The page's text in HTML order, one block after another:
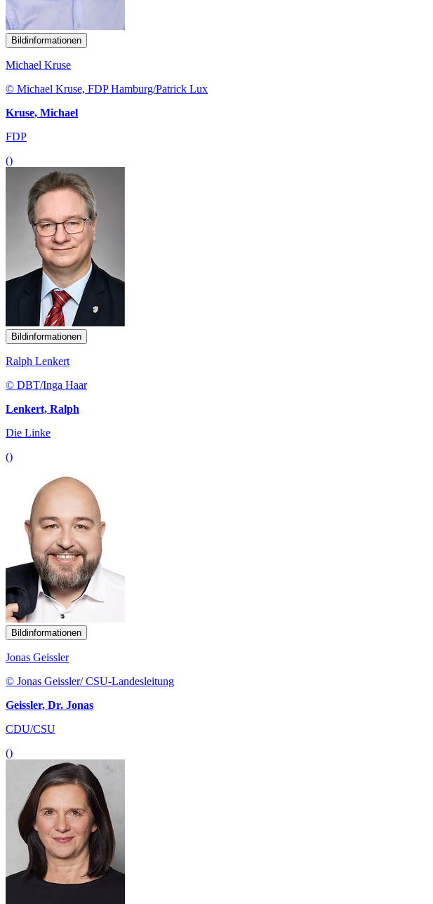
Bildinformationen
Michael Kruse
© Michael Kruse, FDP Hamburg/Patrick Lux
Kruse, Michael
FDP
()
Bildinformationen
Ralph Lenkert
© DBT/Inga Haar
Lenkert, Ralph
Die Linke
()
Bildinformationen
Jonas Geissler
© Jonas Geissler/ CSU-Landesleitung
Geissler, Dr. Jonas
CDU/CSU
()